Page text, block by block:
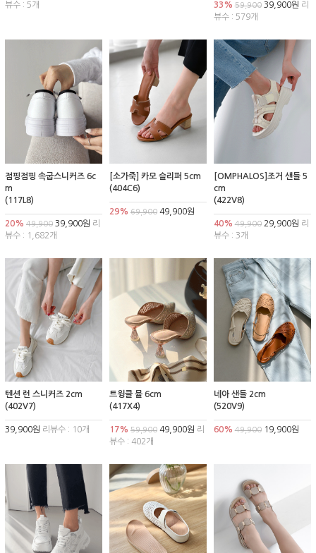
뷰수 : 5개
33% 59,90039,900원 리
뷰수 : 579개
점핑점핑 속굽스니커즈 6c
m
(117L8)
20% 49,900 39,900원 리
뷰수 : 1,682개
[소가죽] 카모 슬리퍼 5cm
(404C6)
29% 69,90049,900원
[OMPHALOS]조거 샌들 5
cm
(422V8)
40% 49,90029,900원 리
뷰수 : 3개
텐션 런 스니커즈 2cm
(402V7)
39,900원 리뷰수 : 10개
트윙클 뮬 6cm
(417X4)
17% 59,90049,900원 리
뷰수 : 402개
네아 샌들 2cm
(520V9)
60% 49,90019,900원